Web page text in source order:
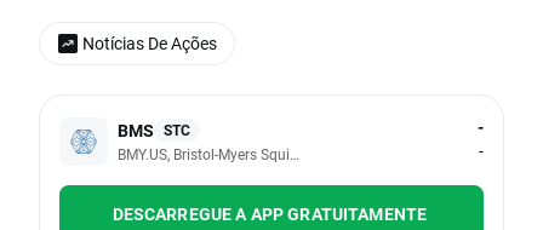
BMS STC
BMY.US, Bristol-Myers Squibb Co
-
-
DESCARREGUE A APP GRATUITAMENTE
Notícias De Ações